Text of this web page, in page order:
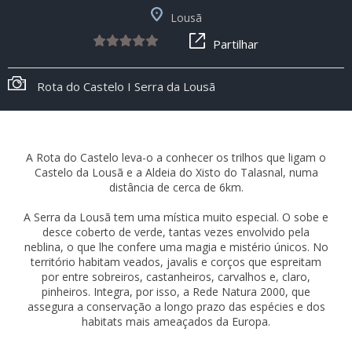
Lousã
Partilhar
Rota do Castelo I Serra da Lousã
A Rota do Castelo leva-o a conhecer os trilhos que ligam o
Castelo da Lousã e a Aldeia do Xisto do Talasnal, numa
distância de cerca de 6km.
A Serra da Lousã tem uma mística muito especial. O sobe e
desce coberto de verde, tantas vezes envolvido pela
neblina, o que lhe confere uma magia e mistério únicos. No
território habitam veados, javalis e corços que espreitam
por entre sobreiros, castanheiros, carvalhos e, claro,
pinheiros. Integra, por isso, a Rede Natura 2000, que
assegura a conservação a longo prazo das espécies e dos
habitats mais ameaçados da Europa.